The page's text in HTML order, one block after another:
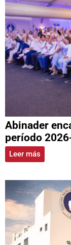
Abinader
período
Leer más